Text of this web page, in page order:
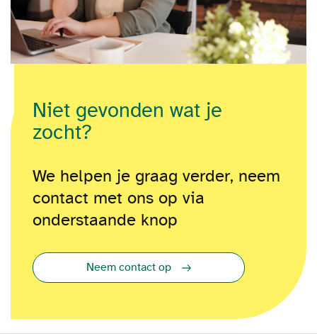
Niet gevonden wat je
zocht?
We helpen je graag verder, neem
contact met ons op via
onderstaande knop
Neem contact op